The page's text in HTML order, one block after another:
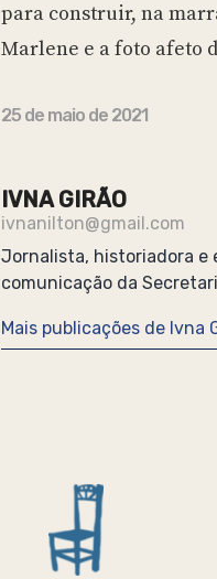
para construir, na
Marlene e a foto afeto
25 de maio de 2021
IVNA GIRÃO
ivnanilton@gmail.com
Jornalista, historiadora e
comunicação da
Mais publicações de Ivna